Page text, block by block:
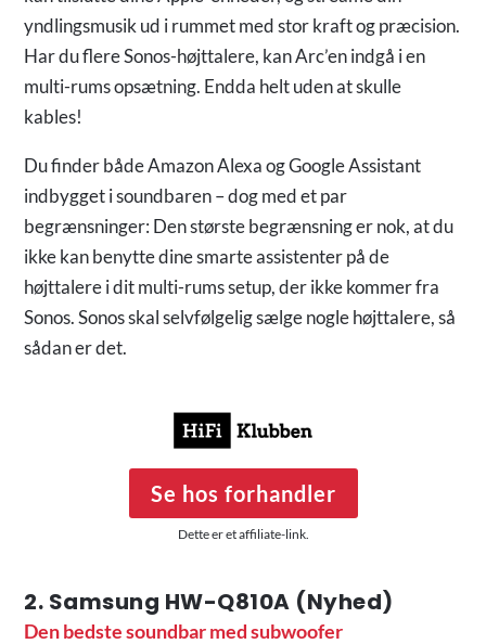
yndlingsmusik ud i rummet med stor kraft og præcision.
Har du flere Sonos-højttalere, kan Arc’en indgå i en
multi-rums opsætning. Endda helt uden at skulle
kables!
Du finder både Amazon Alexa og Google Assistant
indbygget i soundbaren – dog med et par
begrænsninger: Den største begrænsning er nok, at du
ikke kan benytte dine smarte assistenter på de
højttalere i dit multi-rums setup, der ikke kommer fra
Sonos. Sonos skal selvfølgelig sælge nogle højttalere, så
sådan er det.
Se hos forhandler
Dette er et affiliate-link.
2. Samsung HW-Q810A (Nyhed)
Den bedste soundbar med subwoofer